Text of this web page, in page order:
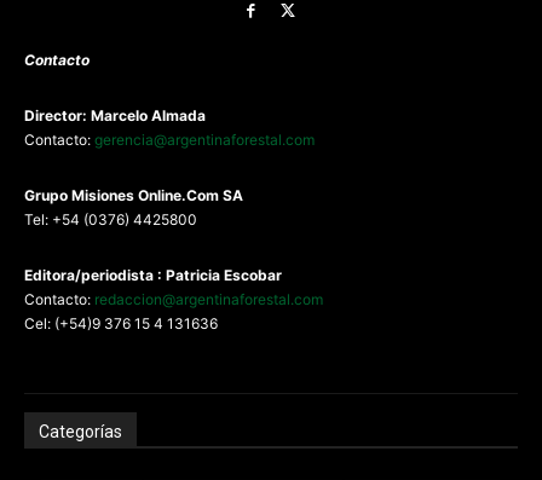
Contacto
Director: Marcelo Almada
Contacto: gerencia@argentinaforestal.com
Grupo Misiones Online.Com SA
Tel: +54 (0376) 4425800
Editora/periodista : Patricia Escobar
Contacto: redaccion@argentinaforestal.com
Cel: (+54)9 376 15 4 131636
Categorías